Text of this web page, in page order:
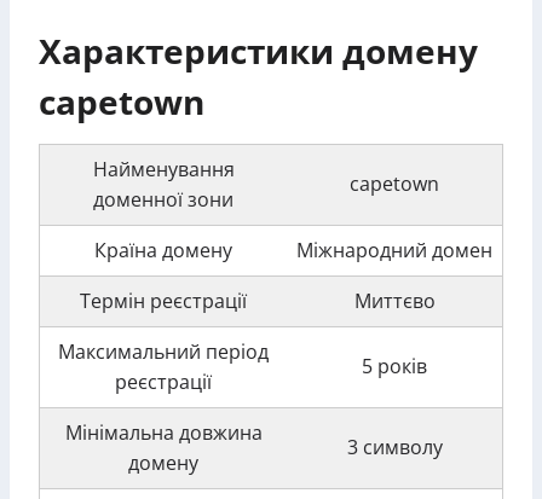
Характеристики домену
capetown
Найменування
доменної зони
capetown
Країна домену
Міжнародний домен
Термін реєстрації
Миттєво
Максимальний період
реєстрації
5 років
Мінімальна довжина
домену
3 символу